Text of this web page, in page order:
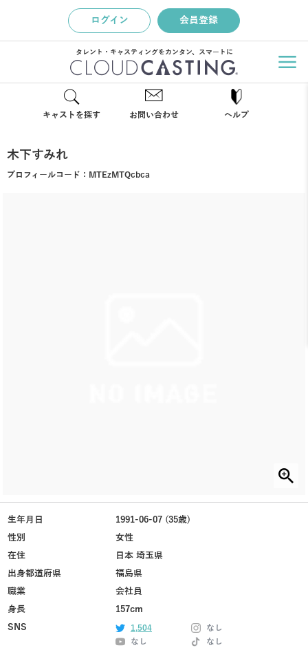
ログイン 会員登録
タレント・キャスティングをカンタン、スマートに
キャストを探す お問い合わせ ヘルプ
木下すみれ
プロフィールコード： MTEzMTQcbca
生年月日
1991-06-07 (35歳)
性別
女性
在住
日本 埼玉県
出身都道府県
福島県
職業
会社員
身長
157cm
SNS
1,504
なし
なし
なし